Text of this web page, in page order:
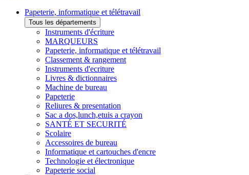
Papeterie, informatique et télétravail
Tous les départements
Instruments d'écriture
MARQUEURS
Papeterie, informatique et télétravail
Classement & rangement
Instruments d'ecriture
Livres & dictionnaires
Machine de bureau
Papeterie
Reliures & presentation
Sac a dos,lunch,etuis a crayon
SANTÉ ET SECURITÉ
Scolaire
Accessoires de bureau
Informatique et cartouches d'encre
Technologie et électronique
Papeterie social